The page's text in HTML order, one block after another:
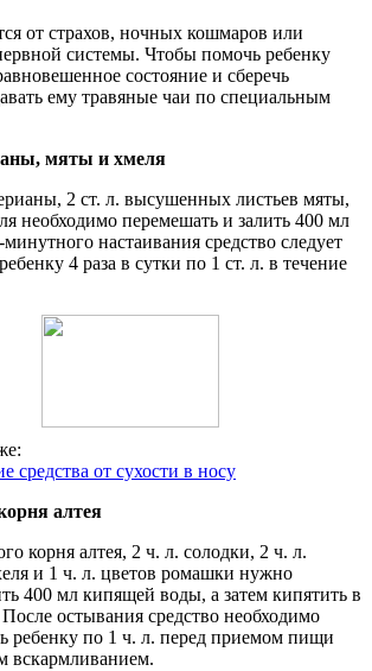
от страхов, ночных кошмаров или
системы. Чтобы помочь ребенку
состояние и сберечь
ему травяные чаи по специальным
мяты и хмеля
2 ст. л. высушенных листьев мяты,
необходимо перемешать и залить 400 мл
настаивания средство следует
4 раза в сутки по 1 ст. л. в течение
средства от сухости в носу
алтея
корня алтея, 2 ч. л. солодки, 2 ч. л.
и 1 ч. л. цветов ромашки нужно
400 мл кипящей воды, а затем кипятить в
остывания средство необходимо
ребенку по 1 ч. л. перед приемом пищи
вскармливанием.